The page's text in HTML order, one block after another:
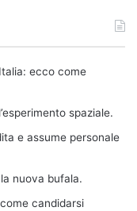
ecco come
spaziale.
e assume personale
nuova bufala.
candidarsi